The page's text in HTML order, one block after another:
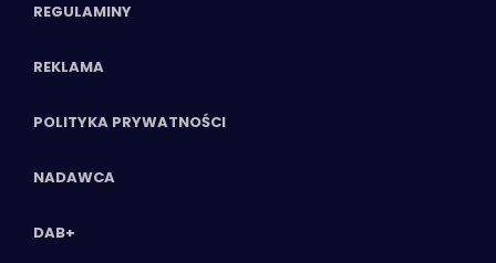
REGULAMINY
REKLAMA
POLITYKA PRYWATNOŚCI
NADAWCA
DAB+